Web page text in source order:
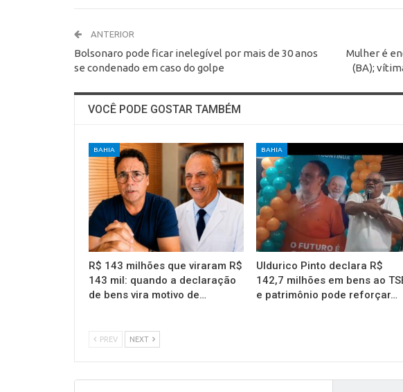
ANTERIOR
Bolsonaro pode ficar inelegível por mais de 30 anos
se condenado em caso do golpe
Mulher é
(BA);
VOCÊ PODE GOSTAR TAMBÉM
BAHIA
R$ 143 milhões que viraram R$
143 mil: quando a declaração
de bens vira motivo de…
BAHIA
Uldurico Pinto declara R$
142,7 milhões em bens ao
e patrimônio pode reforçar…
PREV NEXT